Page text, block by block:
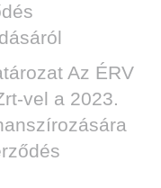
Az ÉRV
vel a 2023.